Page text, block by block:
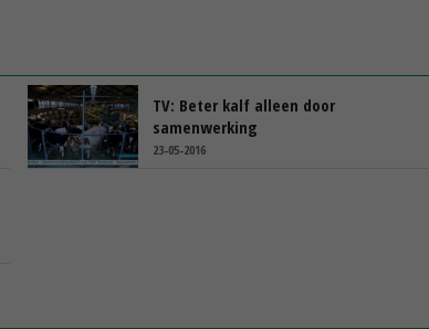
TV: Beter kalf alleen door
samenwerking
23-05-2016